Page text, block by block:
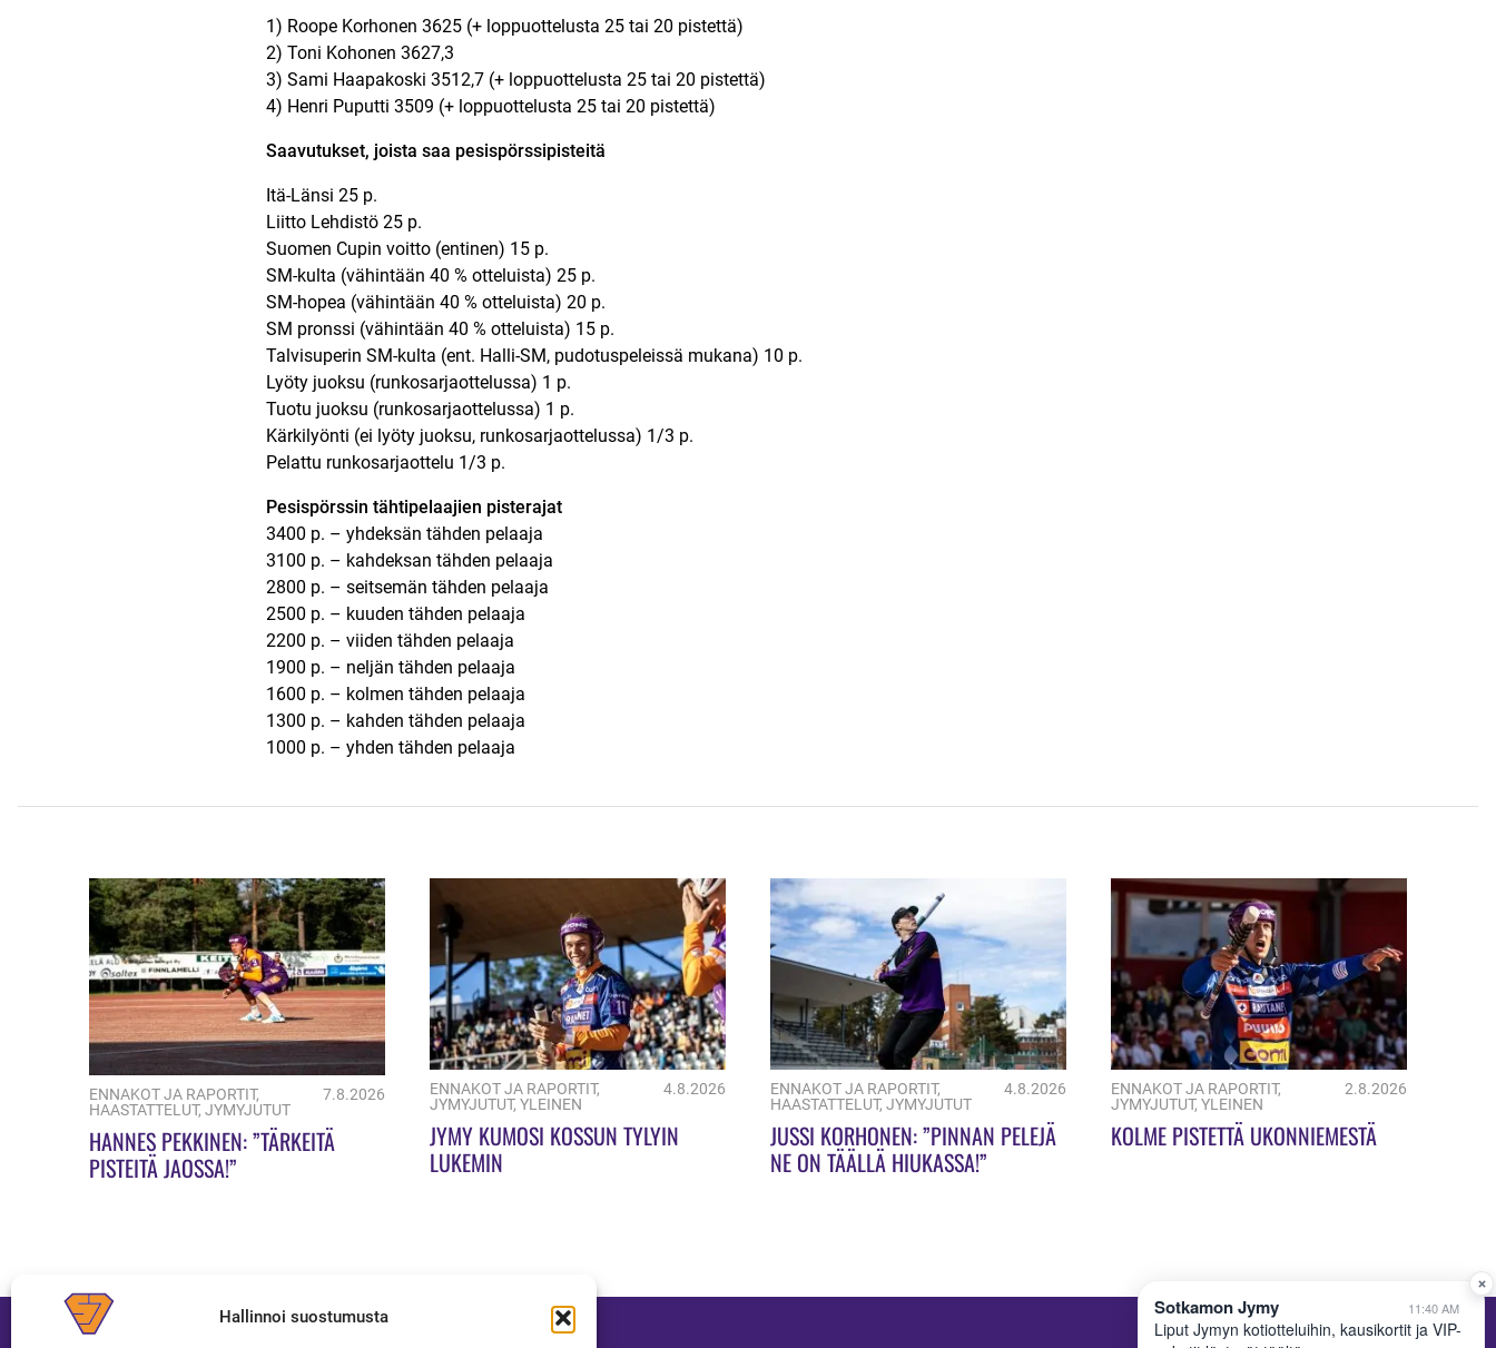
Hallinnoi suostumusta
1) Roope Korhonen 3625 (+ loppuottelusta 25 tai 20 pistettä)
2) Toni Kohonen 3627,3
3) Sami Haapakoski 3512,7 (+ loppuottelusta 25 tai 20 pistettä)
4) Henri Puputti 3509 (+ loppuottelusta 25 tai 20 pistettä)
Saavutukset, joista saa pesispörssipisteitä
Itä-Länsi 25 p.
Liitto Lehdistö 25 p.
Suomen Cupin voitto (entinen) 15 p.
SM-kulta (vähintään 40 % otteluista) 25 p.
SM-hopea (vähintään 40 % otteluista) 20 p.
SM pronssi (vähintään 40 % otteluista) 15 p.
Talvisuperin SM-kulta (ent. Halli-SM, pudotuspeleissä mukana) 10 p.
Lyöty juoksu (runkosarjaottelussa) 1 p.
Tuotu juoksu (runkosarjaottelussa) 1 p.
Kärkilyönti (ei lyöty juoksu, runkosarjaottelussa) 1/3 p.
Pelattu runkosarjaottelu 1/3 p.
Pesispörssin tähtipelaajien pisterajat
3400 p. – yhdeksän tähden pelaaja
3100 p. – kahdeksan tähden pelaaja
2800 p. – seitsemän tähden pelaaja
2500 p. – kuuden tähden pelaaja
2200 p. – viiden tähden pelaaja
1900 p. – neljän tähden pelaaja
1600 p. – kolmen tähden pelaaja
1300 p. – kahden tähden pelaaja
1000 p. – yhden tähden pelaaja
ENNAKOT JA RAPORTIT,
HAASTATTELUT, JYMYJUTUT
7.8.2026
HANNES PEKKINEN: ”TÄRKEITÄ
PISTEITÄ JAOSSA!”
ENNAKOT JA RAPORTIT,
JYMYJUTUT, YLEINEN
4.8.2026
JYMY KUMOSI KOSSUN TYLYIN
LUKEMIN
ENNAKOT JA RAPORTIT,
HAASTATTELUT, JYMYJUTUT
4.8.2026
JUSSI KORHONEN: ”PINNAN PELEJÄ
NE ON TÄÄLLÄ HIUKASSA!”
ENNAKOT JA RAPORTIT,
JYMYJUTUT, YLEINEN
2.8.2026
KOLME PISTETTÄ UKONNIEMESTÄ